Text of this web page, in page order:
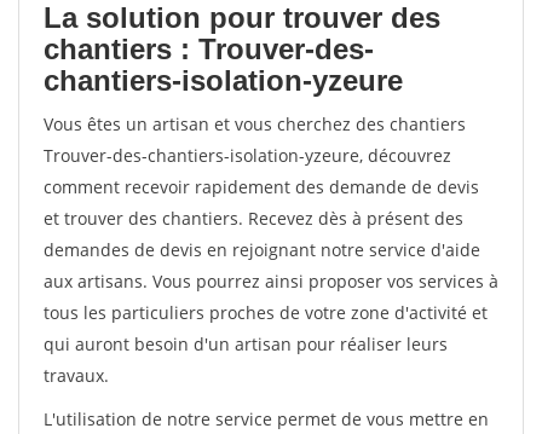
La solution pour trouver des
chantiers : Trouver-des-
chantiers-isolation-yzeure
Vous êtes un artisan et vous cherchez des chantiers
Trouver-des-chantiers-isolation-yzeure, découvrez
comment recevoir rapidement des demande de devis
et trouver des chantiers. Recevez dès à présent des
demandes de devis en rejoignant notre service d'aide
aux artisans. Vous pourrez ainsi proposer vos services à
tous les particuliers proches de votre zone d'activité et
qui auront besoin d'un artisan pour réaliser leurs
travaux.
L'utilisation de notre service permet de vous mettre en